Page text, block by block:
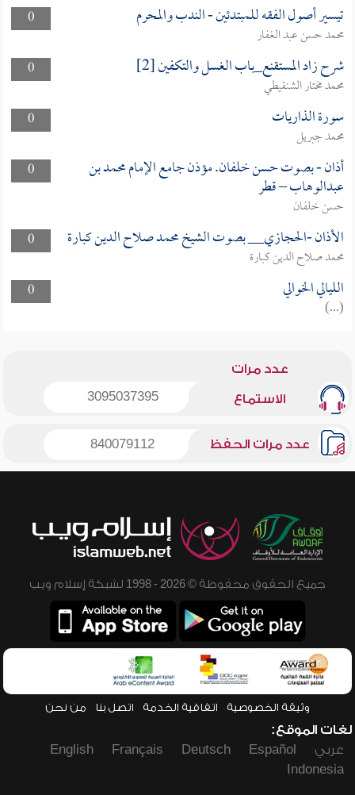
0
تيسير أصول الفقه للمبتدئين - الندب والمحرم
محمد حسن عبد الغفار
0
شرح زاد المستقنع_باب الغسل والتكفين [2]
محمد مختار الشنقيطي
0
سورة الذاريات
محمد جبريل
0
أذان - بصوت حسن خلفان. مؤذن جامع الإمام محمد بن
عبدالوهاب – قطر
حسن خلفان
0
الأذان -الحجازي__ بصوت الشيخ محمد صلاح الدين كبارة
محمد صلاح الدين كبارة
0
الليالي الخوالي
(...)
عدد مرات
الاستماع 3095037395
عدد مرات الحفظ 840079112
جميع الحقوق محفوظة © 2026 - 1998 لشبكة إسلام ويب
وثيقة الخصوصية اتفاقية الخدمة اتصل بنا من نحن
لغات الموقع:
عربي
Español
Deutsch
Français
English
Indonesia